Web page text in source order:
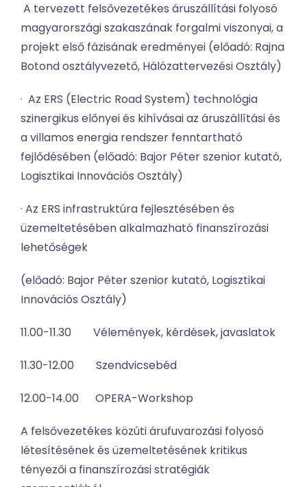
A tervezett felsővezetékes áruszállítási folyosó
magyarországi szakaszának forgalmi viszonyai, a
projekt első fázisának eredményei (előadó: Rajna
Botond osztályvezető, Hálózattervezési Osztály)
· Az ERS (Electric Road System) technológia
szinergikus előnyei és kihívásai az áruszállítási és
a villamos energia rendszer fenntartható
fejlődésében (előadó: Bajor Péter szenior kutató,
Logisztikai Innovációs Osztály)
· Az ERS infrastruktúra fejlesztésében és
üzemeltetésében alkalmazható finanszírozási
lehetőségek
(előadó: Bajor Péter szenior kutató, Logisztikai
Innovációs Osztály)
11.00-11.30 Vélemények, kérdések, javaslatok
11.30-12.00 Szendvicsebéd
12.00-14.00 OPERA-Workshop
A felsővezetékes közúti árufuvarozási folyosó
létesítésének és üzemeltetésének kritikus
tényezői a finanszírozási stratégiák